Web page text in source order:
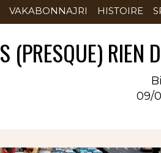
VAKABONNAJRI HISTOIRE
(PRESQUE) RIEN
09/